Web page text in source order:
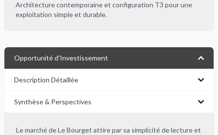
Architecture contemporaine et configuration T3 pour une
exploitation simple et durable.
Opportunité d'Investissement
Description Détaillée
Synthèse & Perspectives
Le marché de Le Bourget attire par sa simplicité de lecture et